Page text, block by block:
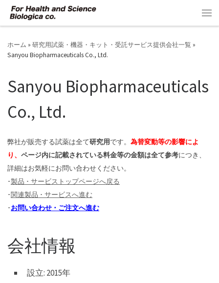
コンテンツへスキップ
ホーム » 研究用試薬・機器・キット・受託サービス提供会社一覧 »
Sanyou Biopharmaceuticals Co., Ltd.
Sanyou Biopharmaceuticals
Co., Ltd.
弊社が販売する試薬は全て研究用です。 為替変動等の影響によ
り、 ページ内に記載されている料金等の金額は全て参考につき、
詳細はお気軽にお問い合わせください。
･製品 ･ サービストップページへ戻る
･関連製品 ･ サービスへ進む
･お問い合わせ ･ ご注文へ進む
会社情報
設立: 2015年